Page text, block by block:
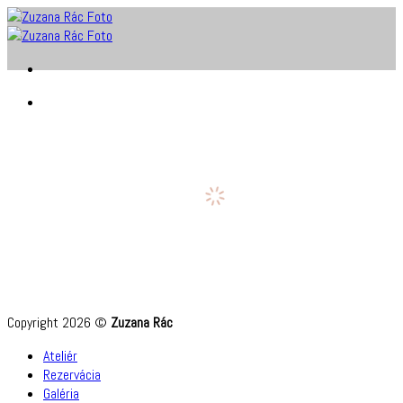
Skip
to
Copyright 2026 © Zuzana Rác
Ateliér
Rezervácia
Galéria